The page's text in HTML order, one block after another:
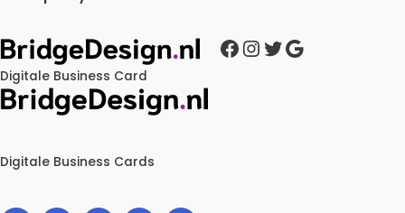
Digitale Business Card
Facebook
Instagram
Twitter
Google
Digitale Business Cards